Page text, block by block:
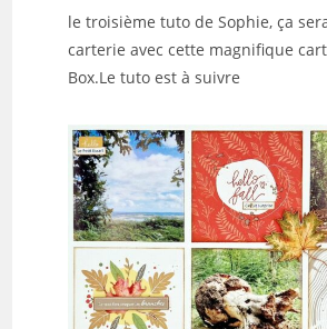
le troisième tuto de Sophie, ça
carterie avec cette magnifique
Box.Le tuto est à suivre